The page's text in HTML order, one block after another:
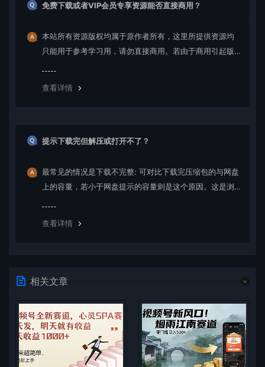
免费下载或者VIP会员专享资源能否直接商用？
本站所有资源版权均属于原作者所有，这里所提供资源均
只能用于参考学习用，请勿直接商用。若由于商用引起版
查看详情
提示下载完但解压或打开不了？
最常见的情况是下载不完整: 可对比下载完压缩包的与网盘
上的容量，若小于网盘提示的容量则是这个原因。这是浏
查看详情
相关文章